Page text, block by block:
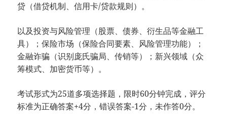
贷（借贷机制、信用卡/贷款规则）。
以及投资与风险管理（股票、债券、衍生品等金融工
具）；保险市场（保险合同要素、风险管理功能）；
金融诈骗（识别庞氏骗局、传销等）；新兴领域（众
筹模式、加密货币等）。
考试形式为25道多项选择题，限时60分钟完成，评分
标准为正确答案+4分，错误答案-1分，未作答0分。